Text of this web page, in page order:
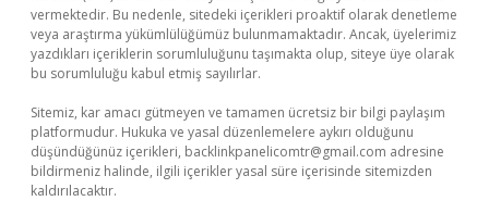
vermektedir. Bu nedenle, sitedeki içerikleri proaktif olarak denetleme
veya araştırma yükümlülüğümüz bulunmamaktadır. Ancak, üyelerimiz
yazdıkları içeriklerin sorumluluğunu taşımakta olup, siteye üye olarak
bu sorumluluğu kabul etmiş sayılırlar.
Sitemiz, kar amacı gütmeyen ve tamamen ücretsiz bir bilgi paylaşım
platformudur. Hukuka ve yasal düzenlemelere aykırı olduğunu
düşündüğünüz içerikleri, backlinkpanelicomtr@gmail.com adresine
bildirmeniz halinde, ilgili içerikler yasal süre içerisinde sitemizden
kaldırılacaktır.